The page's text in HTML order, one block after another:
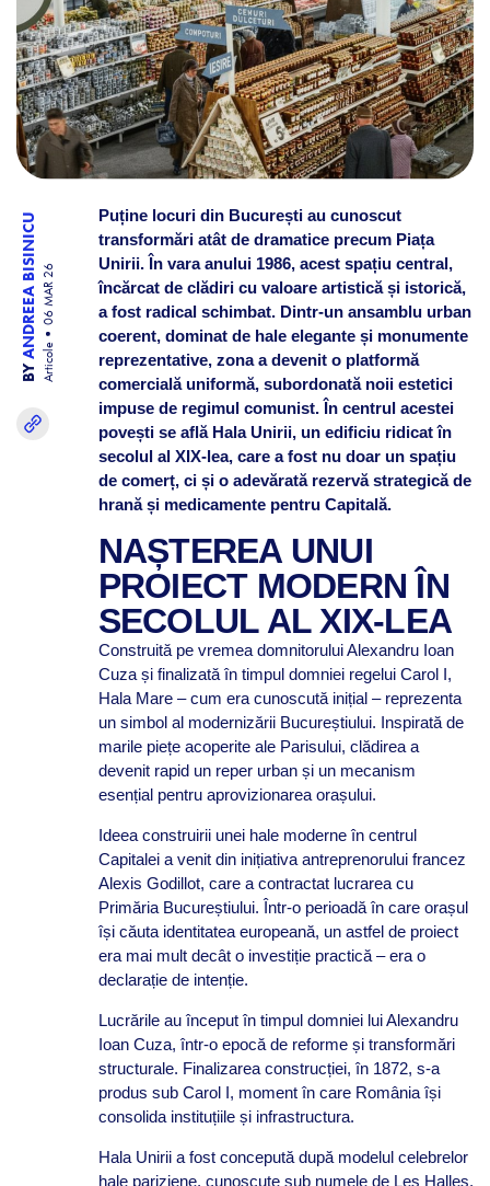
BY
ANDREEA BISINICU
Articole
06 MAR 26
Puține locuri din București au cunoscut
transformări atât de dramatice precum Piața
Unirii. În vara anului 1986, acest spațiu central,
încărcat de clădiri cu valoare artistică și istorică,
a fost radical schimbat. Dintr-un ansamblu urban
coerent, dominat de hale elegante și monumente
reprezentative, zona a devenit o platformă
comercială uniformă, subordonată noii estetici
impuse de regimul comunist. În centrul acestei
povești se află Hala Unirii, un edificiu ridicat în
secolul al XIX-lea, care a fost nu doar un spațiu
de comerț, ci și o adevărată rezervă strategică de
hrană și medicamente pentru Capitală.
NAȘTEREA UNUI
PROIECT MODERN ÎN
SECOLUL AL XIX-LEA
Construită pe vremea domnitorului Alexandru Ioan
Cuza și finalizată în timpul domniei regelui Carol I,
Hala Mare – cum era cunoscută inițial – reprezenta
un simbol al modernizării Bucureștiului. Inspirată de
marile piețe acoperite ale Parisului, clădirea a
devenit rapid un reper urban și un mecanism
esențial pentru aprovizionarea orașului.
Ideea construirii unei hale moderne în centrul
Capitalei a venit din inițiativa antreprenorului francez
Alexis Godillot, care a contractat lucrarea cu
Primăria Bucureștiului. Într-o perioadă în care orașul
își căuta identitatea europeană, un astfel de proiect
era mai mult decât o investiție practică – era o
declarație de intenție.
Lucrările au început în timpul domniei lui Alexandru
Ioan Cuza, într-o epocă de reforme și transformări
structurale. Finalizarea construcției, în 1872, s-a
produs sub Carol I, moment în care România își
consolida instituțiile și infrastructura.
Hala Unirii a fost concepută după modelul celebrelor
hale pariziene, cunoscute sub numele de Les Halles,